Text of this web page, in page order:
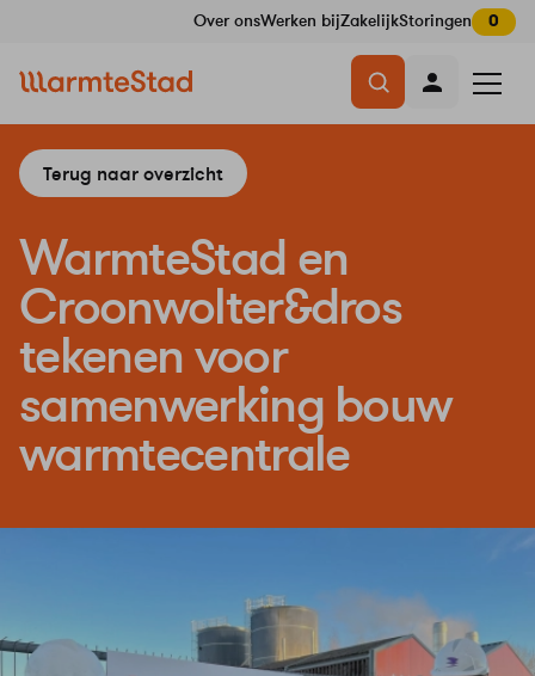
overslaan
Over onsWerken bijZakelijkStoringen 0
openen
Terug naar overzicht
WarmteStad en
Croonwolter&dros
tekenen voor
samenwerking bouw
warmtecentrale